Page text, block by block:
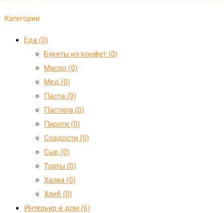
Категория
Еда (0)
Букеты из конфет (0)
Масло (0)
Мед (0)
Паста (0)
Пастила (0)
Пироги (0)
Сладости (0)
Сыр (0)
Торты (0)
Халва (0)
Хлеб (0)
Интерьер и дом (6)